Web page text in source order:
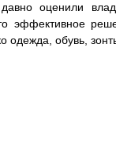
оценили
эффективное
одежда, обувь,